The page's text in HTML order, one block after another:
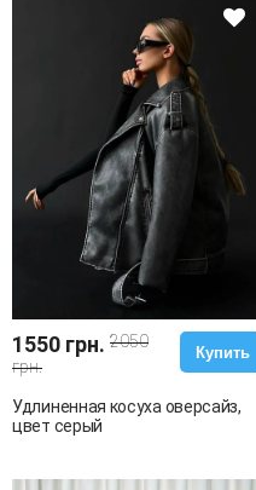
1550 грн. 2050
грн.
Купить
Удлиненная косуха оверсайз,
цвет серый